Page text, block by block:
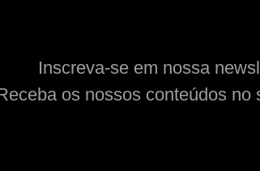
Inscreva-se em nossa
os nossos conteúdos no